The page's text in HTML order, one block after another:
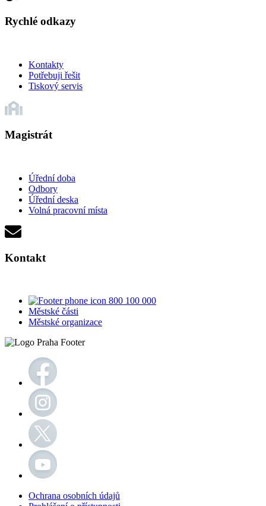
Rychlé odkazy
Kontakty
Potřebuji řešit
Tiskový servis
Magistrát
Úřední doba
Odbory
Úřední deska
Volná pracovní místa
Kontakt
800 100 000
Městské části
Městské organizace
Ochrana osobních údajů